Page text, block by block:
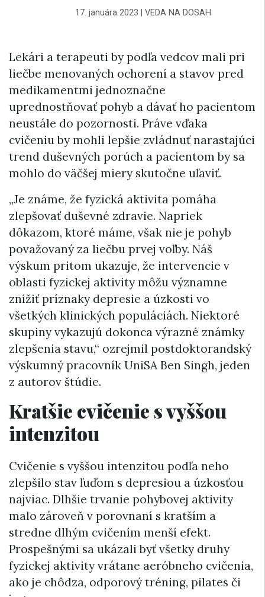
17. januára 2023 VEDA NA DOSAH
Lekári a terapeuti by podľa vedcov mali pri
liečbe menovaných ochorení a stavov pred
medikamentmi jednoznačne
uprednostňovať pohyb a dávať ho pacientom
neustále do pozornosti. Práve vďaka
cvičeniu by mohli lepšie zvládnuť narastajúci
trend duševných porúch a pacientom by sa
mohlo do väčšej miery skutočne uľaviť.
„Je známe, že fyzická aktivita pomáha
zlepšovať duševné zdravie. Napriek
dôkazom, ktoré máme, však nie je pohyb
považovaný za liečbu prvej voľby. Náš
výskum pritom ukazuje, že intervencie v
oblasti fyzickej aktivity môžu významne
znížiť príznaky depresie a úzkosti vo
všetkých klinických populáciách. Niektoré
skupiny vykazujú dokonca výrazné známky
zlepšenia stavu,“ ozrejmil postdoktorandský
výskumný pracovník UniSA Ben Singh, jeden
z autorov štúdie.
Kratšie cvičenie s vyššou
intenzitou
Cvičenie s vyššou intenzitou podľa neho
zlepšilo stav ľuďom s depresiou a úzkosťou
najviac. Dlhšie trvanie pohybovej aktivity
malo zároveň v porovnaní s kratším a
stredne dlhým cvičením menší efekt.
Prospešnými sa ukázali byť všetky druhy
fyzickej aktivity vrátane aeróbneho cvičenia,
ako je chôdza, odporový tréning, pilates či